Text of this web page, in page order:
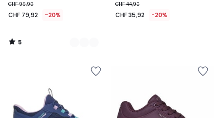
CHF 99,90
CHF 79,92 -20%
5
/
CHF 44,90
CHF 35,92 -20%